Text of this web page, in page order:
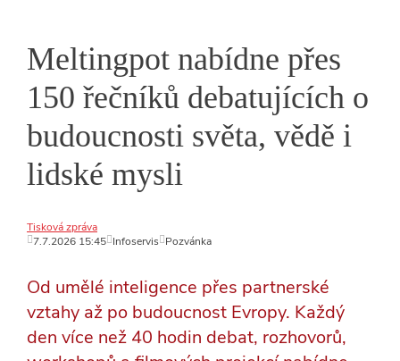
Meltingpot nabídne přes
150 řečníků debatujících o
budoucnosti světa, vědě i
lidské mysli
Tisková zpráva
7.7.2026 15:45 Infoservis Pozvánka
Od umělé inteligence přes partnerské
vztahy až po budoucnost Evropy. Každý
den více než 40 hodin debat, rozhovorů,